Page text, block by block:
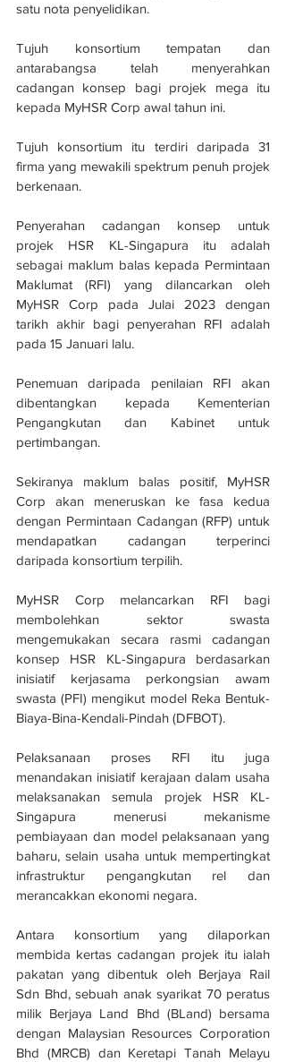
satu nota penyelidikan.
Tujuh konsortium tempatan dan
antarabangsa telah menyerahkan
cadangan konsep bagi projek mega itu
kepada MyHSR Corp awal tahun ini.
Tujuh konsortium itu terdiri daripada 31
firma yang mewakili spektrum penuh projek
berkenaan.
Penyerahan cadangan konsep untuk
projek HSR KL-Singapura itu adalah
sebagai maklum balas kepada Permintaan
Maklumat (RFI) yang dilancarkan oleh
MyHSR Corp pada Julai 2023 dengan
tarikh akhir bagi penyerahan RFI adalah
pada 15 Januari lalu.
Penemuan daripada penilaian RFI akan
dibentangkan kepada Kementerian
Pengangkutan dan Kabinet untuk
pertimbangan.
Sekiranya maklum balas positif, MyHSR
Corp akan meneruskan ke fasa kedua
dengan Permintaan Cadangan (RFP) untuk
mendapatkan cadangan terperinci
daripada konsortium terpilih.
MyHSR Corp melancarkan RFI bagi
membolehkan sektor swasta
mengemukakan secara rasmi cadangan
konsep HSR KL-Singapura berdasarkan
inisiatif kerjasama perkongsian awam
swasta (PFI) mengikut model Reka Bentuk-
Biaya-Bina-Kendali-Pindah (DFBOT).
Pelaksanaan proses RFI itu juga
menandakan inisiatif kerajaan dalam usaha
melaksanakan semula projek HSR KL-
Singapura menerusi mekanisme
pembiayaan dan model pelaksanaan yang
baharu, selain usaha untuk mempertingkat
infrastruktur pengangkutan rel dan
merancakkan ekonomi negara.
Antara konsortium yang dilaporkan
membida kertas cadangan projek itu ialah
pakatan yang dibentuk oleh Berjaya Rail
Sdn Bhd, sebuah anak syarikat 70 peratus
milik Berjaya Land Bhd (BLand) bersama
dengan Malaysian Resources Corporation
Bhd (MRCB) dan Keretapi Tanah Melayu